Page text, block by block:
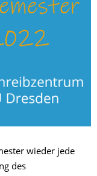
wieder jede
des